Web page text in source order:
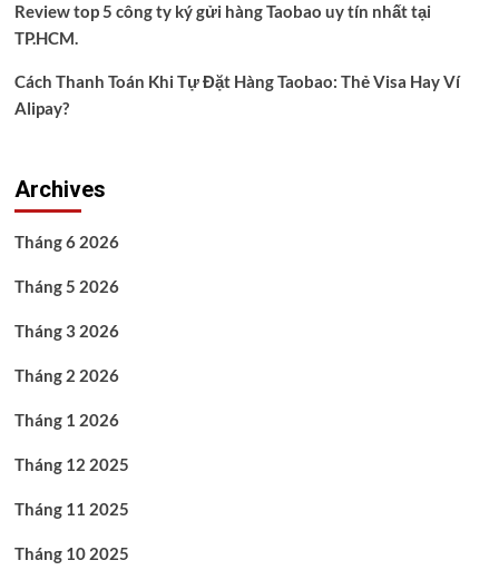
Review top 5 công ty ký gửi hàng Taobao uy tín nhất tại
TP.HCM.
Cách Thanh Toán Khi Tự Đặt Hàng Taobao: Thẻ Visa Hay Ví
Alipay?
Archives
Tháng 6 2026
Tháng 5 2026
Tháng 3 2026
Tháng 2 2026
Tháng 1 2026
Tháng 12 2025
Tháng 11 2025
Tháng 10 2025